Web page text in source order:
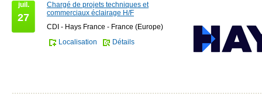
juil.
27
Chargé de projets techniques et
commerciaux éclairage H/F
CDI - Hays France - France (Europe)
Localisation
Détails